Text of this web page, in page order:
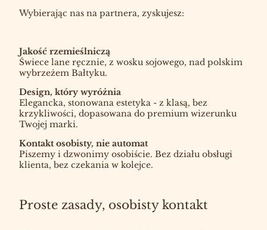
Wybierając nas na partnera, zyskujesz:
Jakość rzemieślniczą
Świece lane ręcznie, z wosku sojowego, nad polskim
wybrzeżem Bałtyku.
Design, który wyróżnia
Elegancka, stonowana estetyka - z klasą, bez
krzykliwości, dopasowana do premium wizerunku
Twojej marki.
Kontakt osobisty, nie automat
Piszemy i dzwonimy osobiście. Bez działu obsługi
klienta, bez czekania w kolejce.
Proste zasady, osobisty kontakt